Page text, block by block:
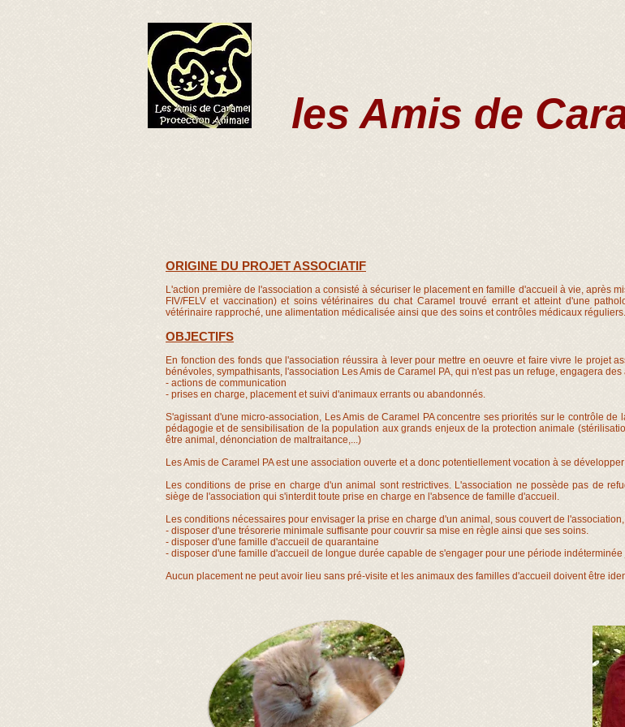
les Amis de
ORIGINE DU PROJET ASSOCIATIF
L'action première de l'association a consisté à sécuriser le placement en famille d'accueil à vie, après
FIV/FELV et vaccination) et soins vétérinaires du chat Caramel trouvé errant et atteint d'une
vétérinaire rapproché, une alimentation médicalisée ainsi que des soins et contrôles médicaux réguliers.
OBJECTIFS
En fonction des fonds que l'association réussira à lever pour mettre en oeuvre et faire vivre le projet
bénévoles, sympathisants, l'association Les Amis de Caramel PA, qui n'est pas un refuge, engagera
- actions de communication
- prises en charge, placement et suivi d'animaux errants ou abandonnés.
S'agissant d'une micro-association, Les Amis de Caramel PA concentre ses priorités sur le contrôle
pédagogie et de sensibilisation de la population aux grands enjeux de la protection animale
être animal, dénonciation de maltraitance,...)
Les Amis de Caramel PA est une association ouverte et a donc potentiellement vocation à se
Les conditions de prise en charge d'un animal sont restrictives. L'association ne possède pas de
siège de l'association qui s'interdit toute prise en charge en l'absence de famille d'accueil.
Les conditions nécessaires pour envisager la prise en charge d'un animal, sous couvert de
- disposer d'une trésorerie minimale suffisante pour couvrir sa mise en règle ainsi que ses soins.
- disposer d'une famille d'accueil de quarantaine
- disposer d'une famille d'accueil de longue durée capable de s'engager pour une période
Aucun placement ne peut avoir lieu sans pré-visite et les animaux des familles d'accueil doivent être